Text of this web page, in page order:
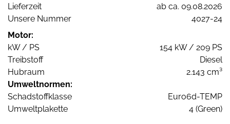
Lieferzeit
ab ca. 09.08.2026
Unsere Nummer
4027-24
Motor:
kW / PS
154 kW / 209 PS
Treibstoff
Diesel
Hubraum
2.143 cm³
Umweltnormen:
Schadstoffklasse
Euro6d-TEMP
Umweltplakette
4 (Green)